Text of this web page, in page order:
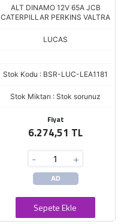
ALT DINAMO 12V 65A JCB
CATERPILLAR PERKINS VALTRA
LUCAS
Stok Kodu : BSR-LUC-LEA1181
Stok Miktarı : Stok sorunuz
Fiyat
6.274,51 TL
- +
AD
Sepete Ekle